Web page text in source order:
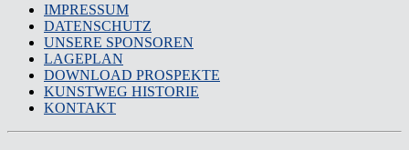
IMPRESSUM
DATENSCHUTZ
UNSERE SPONSOREN
LAGEPLAN
DOWNLOAD PROSPEKTE
KUNSTWEG HISTORIE
KONTAKT